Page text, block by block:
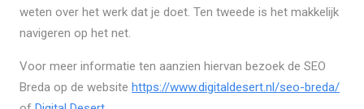
weten over het werk dat je doet. Ten tweede is het makkelijk
navigeren op het net.
Voor meer informatie ten aanzien hiervan bezoek de SEO
Breda op de website https://www.digitaldesert.nl/seo-breda/